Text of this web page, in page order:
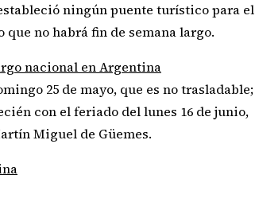
ningún puente turístico para el
no habrá fin de semana largo.
nacional en Argentina
25 de mayo, que es no trasladable;
con el feriado del lunes 16 de junio,
Miguel de Güemes.